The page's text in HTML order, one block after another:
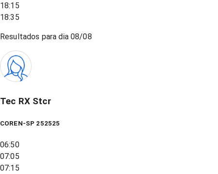
18:15
18:35
Resultados para dia08/08
Tec RX Stcr
COREN-SP 252525
06:50
07:05
07:15